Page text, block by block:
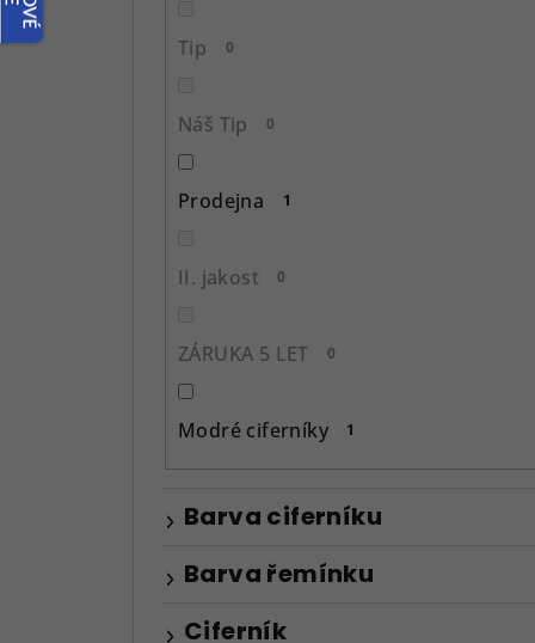
Tip 0
Náš Tip 0
Prodejna 1
II. jakost 0
ZÁRUKA 5 LET 0
Modré ciferníky 1
Barva ciferníku
Barva řemínku
Ciferník